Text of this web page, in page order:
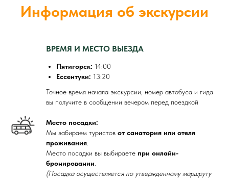
Информация об экскурсии
ВРЕМЯ И МЕСТО ВЫЕЗДА
Пятигорск: 14:00
Ессентуки: 13:20
Точное время начала экскурсии, номер автобуса и гида
вы получите в сообщении вечером перед поездкой
Место посадки:
Мы забираем туристов от санатория или отеля
проживания
Место посадки вы выбираете при онлайн-
бронировании
(Посадка осуществляется по утвержденному маршруту